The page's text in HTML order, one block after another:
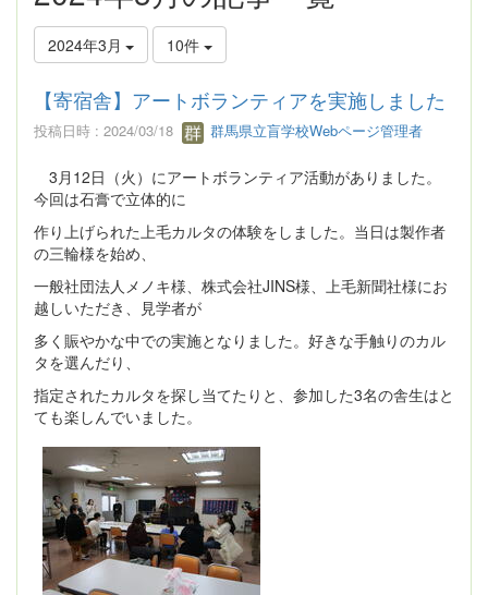
2024年3月 10件
【寄宿舎】アートボランティアを実施しました
投稿日時 : 2024/03/18 群馬県立盲学校Webページ管理者
3月12日（火）にアートボランティア活動がありました。
今回は石膏で立体的に
作り上げられた上毛カルタの体験をしました。当日は製作者
の三輪様を始め、
一般社団法人メノキ様、株式会社JINS様、上毛新聞社様にお
越しいただき、見学者が
多く賑やかな中での実施となりました。好きな手触りのカル
タを選んだり、
指定されたカルタを探し当てたりと、参加した3名の舎生はと
ても楽しんでいました。